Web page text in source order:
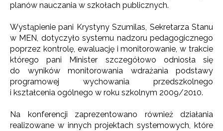
planów nauczania w szkołach publicznych.
Wystąpienie pani Krystyny Szumilas, Sekretarza Stanu
w MEN, dotyczyło systemu nadzoru pedagogicznego
poprzez kontrolę, ewaluację i monitorowanie, w trakcie
którego pani Minister szczegółowo odniosła się
do wyników monitorowania wdrażania podstawy
programowej wychowania przedszkolnego
i kształcenia ogólnego w roku szkolnym 2009/2010.
Na konferencji zaprezentowano również działania
realizowane w innych projektach systemowych, które